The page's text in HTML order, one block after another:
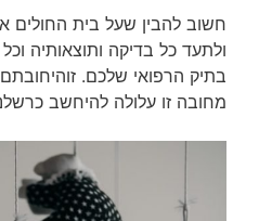
חשוב להבין שעל בית החולים
ולתעד כל בדיקה ותוצאותיה
בתיק הרפואי שלכם.
מחובה זו עלולה להיחשב